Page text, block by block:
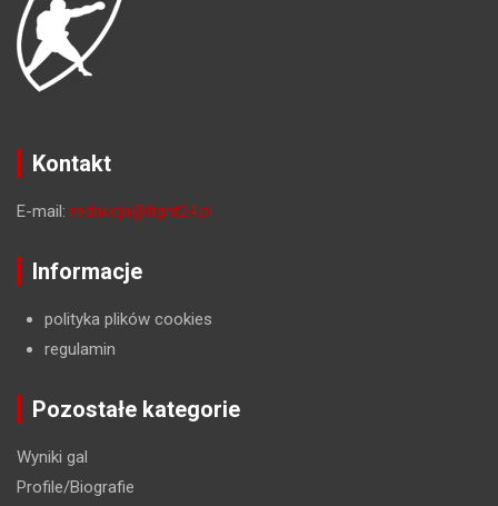
Kontakt
E-mail: redakcja@fight24.pl
Informacje
polityka plików cookies
regulamin
Pozostałe kategorie
Wyniki gal
Profile/Biografie